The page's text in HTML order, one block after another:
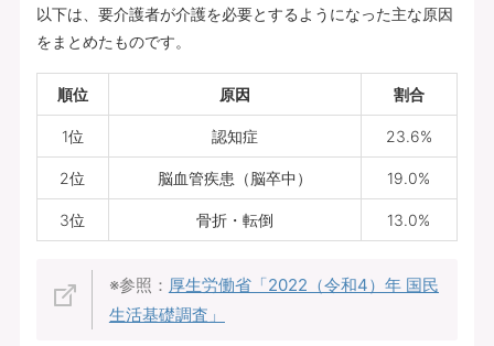
以下は、要介護者が介護を必要とするようになった主な原因
をまとめたものです。
順位 原因 割合
1位 認知症 23.6%
2位 脳血管疾患（脳卒中） 19.0%
3位 骨折・転倒 13.0%
※参照： 厚生労働省「2022（令和4）年 国民
生活基礎調査」